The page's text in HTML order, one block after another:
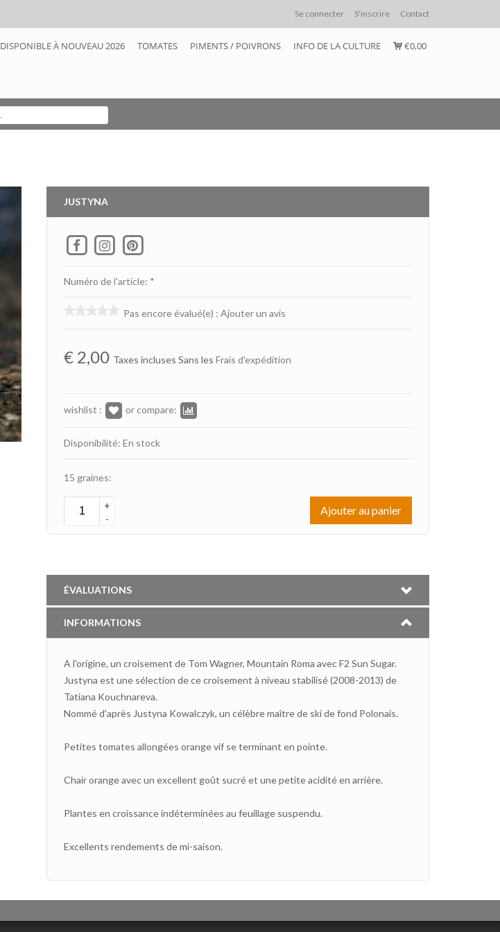
Se connecter S'inscrire Contact
DISPONIBLE À NOUVEAU 2026 TOMATES PIMENTS / POIVRONS INFO DE LA CULTURE €0,00
JUSTYNA
Numéro de l'article: *
Pas encore évalué(e) : Ajouter un avis
€ 2,00 Taxes incluses Sans les Frais d'expédition
wishlist : or compare:
Disponibilité: En stock
15 graines:
+
-
Ajouter au panier
ÉVALUATIONS
INFORMATIONS
A l'origine, un croisement de Tom Wagner, Mountain Roma avec F2 Sun Sugar.
Justyna est une sélection de ce croisement à niveau stabilisé (2008-2013) de
Tatiana Kouchnareva.
Nommé d'après Justyna Kowalczyk, un célèbre maître de ski de fond Polonais.
Petites tomates allongées orange vif se terminant en pointe.
Chair orange avec un excellent goût sucré et une petite acidité en arrière.
Plantes en croissance indéterminées au feuillage suspendu.
Excellents rendements de mi-saison.